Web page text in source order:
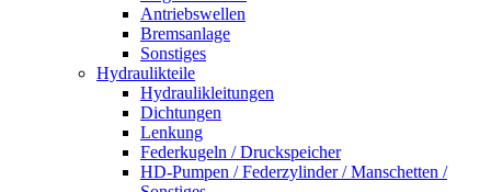
Antriebswellen
Bremsanlage
Sonstiges
Hydraulikteile
Hydraulikleitungen
Dichtungen
Lenkung
Federkugeln / Druckspeicher
HD-Pumpen / Federzylinder / Manschetten /